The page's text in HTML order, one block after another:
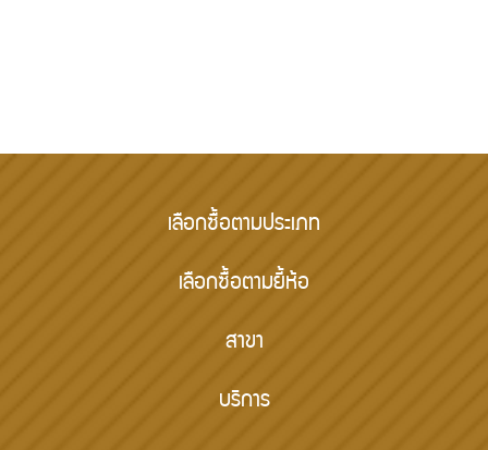
เลือกซื้อตามประเภท
เลือกซื้อตามยี้ห้อ
สาขา
บริการ